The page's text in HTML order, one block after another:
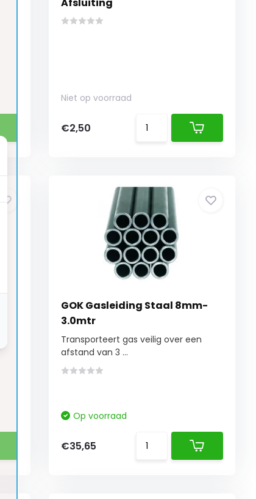
Niet op voorraad
€2,50
GOK Gasleiding Staal 8mm-
3.0mtr
Transporteert gas veilig over een
afstand van 3 ...
Op voorraad
€35,65